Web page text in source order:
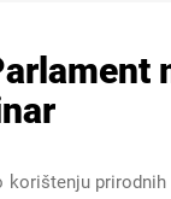
korištenju